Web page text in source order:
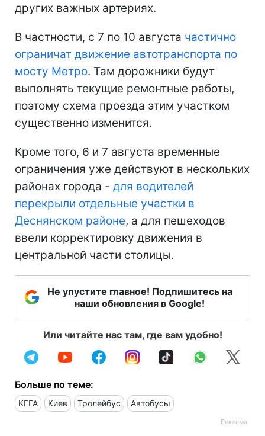
других важных артериях.
В частности, с 7 по 10 августа частично
ограничат движение автотранспорта по
мосту Метро. Там дорожники будут
выполнять текущие ремонтные работы,
поэтому схема проезда этим участком
существенно изменится.
Кроме того, 6 и 7 августа временные
ограничения уже действуют в нескольких
районах города - для водителей
перекрыли отдельные участки в
Деснянском районе, а для пешеходов
ввели корректировку движения в
центральной части столицы.
Не упустите главное! Подпишитесь на
наши обновления в Google!
Или читайте нас там, где вам удобно!
Больше по теме:
КГГА Киев Тролейбус Автобусы